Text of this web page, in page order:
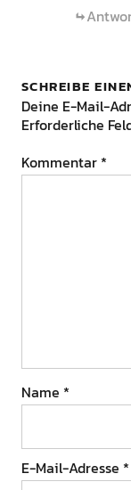
SCHREIBE
Deine E-Mail-
Erforderliche
Kommentar *
Name *
E-Mail-Adresse *